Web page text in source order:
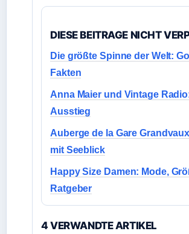
DIESE BEITRAGE NICHT
Die größte Spinne der Welt:
Fakten
Anna Maier und Vintage
Ausstieg
Auberge de la Gare
mit Seeblick
Happy Size Damen: Mode,
Ratgeber
4 VERWANDTE ARTIKEL